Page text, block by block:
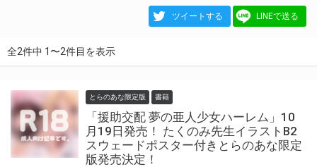
ツイートする LINEで送る
全2件中 1〜2件目を表示
とらのあな限定版 書籍
「援助交配 夢の亜人少女ハーレム」10
月19日発売！ たくのみ先生イラストB2
スウェードポスター付きとらのあな限定
版発売決定！